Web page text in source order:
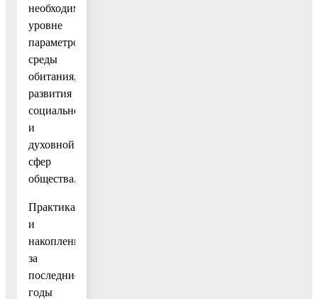
необходимом
уровне
параметров
среды
обитания,
развития
социальной
и
духовной
сфер
общества.
Практика
и
накопленный
за
последние
годы